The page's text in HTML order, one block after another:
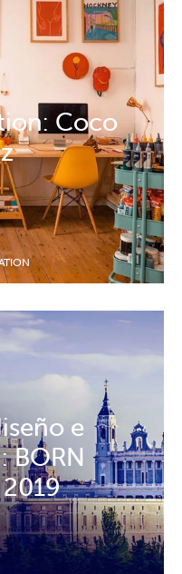
Coco
e
BORN
2019